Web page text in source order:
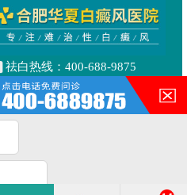
祛白热线：400-688-9875
健康专线：130-0306-3616
合肥市铜陵路与合裕路交叉口
角（天成大厦旁）
号-1
号